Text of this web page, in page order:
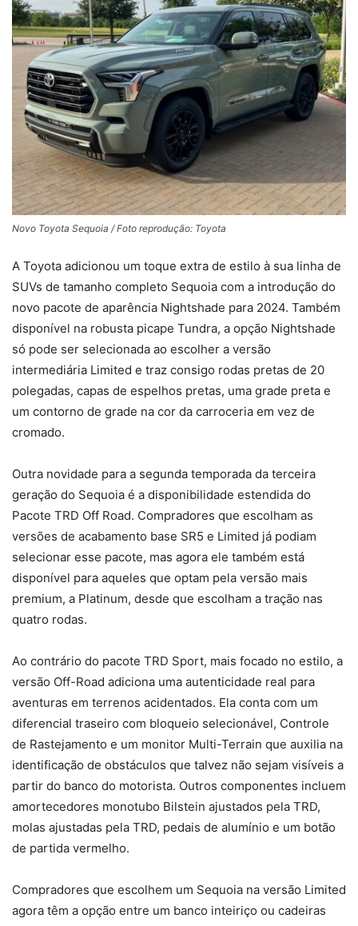
Novo Toyota Sequoia / Foto reprodução: Toyota
A Toyota adicionou um toque extra de estilo à sua linha de
SUVs de tamanho completo Sequoia com a introdução do
novo pacote de aparência Nightshade para 2024. Também
disponível na robusta picape Tundra, a opção Nightshade
só pode ser selecionada ao escolher a versão
intermediária Limited e traz consigo rodas pretas de 20
polegadas, capas de espelhos pretas, uma grade preta e
um contorno de grade na cor da carroceria em vez de
cromado.
Outra novidade para a segunda temporada da terceira
geração do Sequoia é a disponibilidade estendida do
Pacote TRD Off Road. Compradores que escolham as
versões de acabamento base SR5 e Limited já podiam
selecionar esse pacote, mas agora ele também está
disponível para aqueles que optam pela versão mais
premium, a Platinum, desde que escolham a tração nas
quatro rodas.
Ao contrário do pacote TRD Sport, mais focado no estilo, a
versão Off-Road adiciona uma autenticidade real para
aventuras em terrenos acidentados. Ela conta com um
diferencial traseiro com bloqueio selecionável, Controle
de Rastejamento e um monitor Multi-Terrain que auxilia na
identificação de obstáculos que talvez não sejam visíveis a
partir do banco do motorista. Outros componentes incluem
amortecedores monotubo Bilstein ajustados pela TRD,
molas ajustadas pela TRD, pedais de alumínio e um botão
de partida vermelho.
Compradores que escolhem um Sequoia na versão Limited
agora têm a opção entre um banco inteiriço ou cadeiras